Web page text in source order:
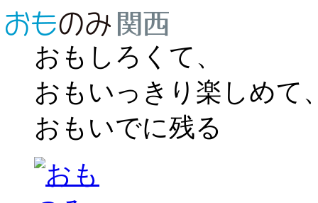
おもしろくて、
おもいっきり楽しめて
おもいでに残る